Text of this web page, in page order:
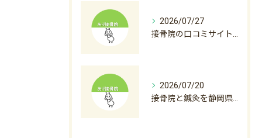
2026/07/27
2026/07/20